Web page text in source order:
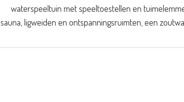
waterspeeltuin met speeltoestellen en
sauna, ligweiden en ontspanningsruimten, een